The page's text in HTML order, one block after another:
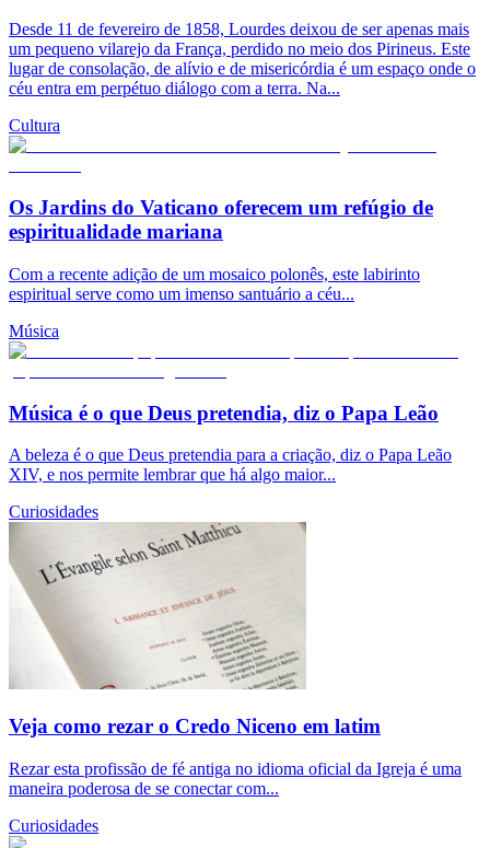
Desde 11 de fevereiro de 1858, Lourdes deixou de ser apenas mais
um pequeno vilarejo da França, perdido no meio dos Pirineus. Este
lugar de consolação, de alívio e de misericórdia é um espaço onde o
céu entra em perpétuo diálogo com a terra. Na...
Cultura
Os Jardins do Vaticano oferecem um refúgio de
espiritualidade mariana
Com a recente adição de um mosaico polonês, este labirinto
espiritual serve como um imenso santuário a céu...
Música
Música é o que Deus pretendia, diz o Papa Leão
A beleza é o que Deus pretendia para a criação, diz o Papa Leão
XIV, e nos permite lembrar que há algo maior...
Curiosidades
Veja como rezar o Credo Niceno em latim
Rezar esta profissão de fé antiga no idioma oficial da Igreja é uma
maneira poderosa de se conectar com...
Curiosidades